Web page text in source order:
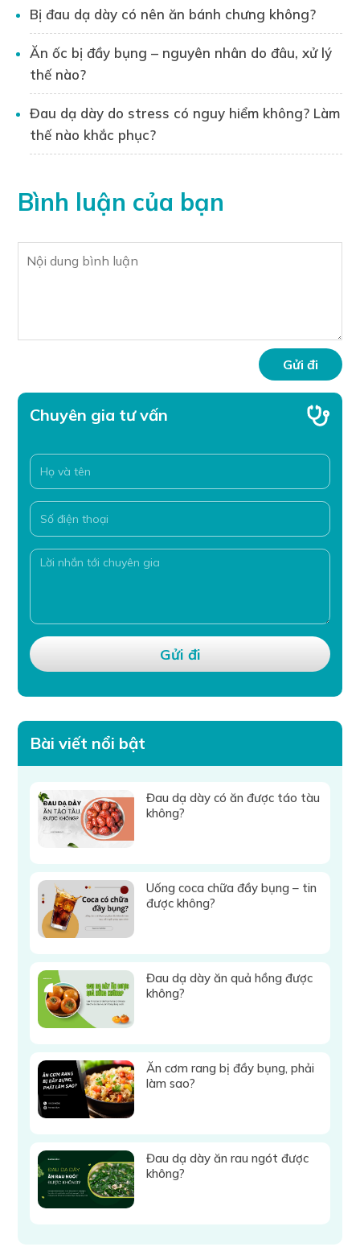
Bị đau dạ dày có nên ăn bánh chưng không?
Ăn ốc bị đầy bụng – nguyên nhân do đâu, xử lý
thế nào?
Đau dạ dày do stress có nguy hiểm không? Làm
thế nào khắc phục?
Bình luận của bạn
Chuyên gia tư vấn
Bài viết nổi bật
Đau dạ dày có ăn được táo tàu
không?
Uống coca chữa đầy bụng – tin
được không?
Đau dạ dày ăn quả hồng được
không?
Ăn cơm rang bị đầy bụng, phải
làm sao?
Đau dạ dày ăn rau ngót được
không?